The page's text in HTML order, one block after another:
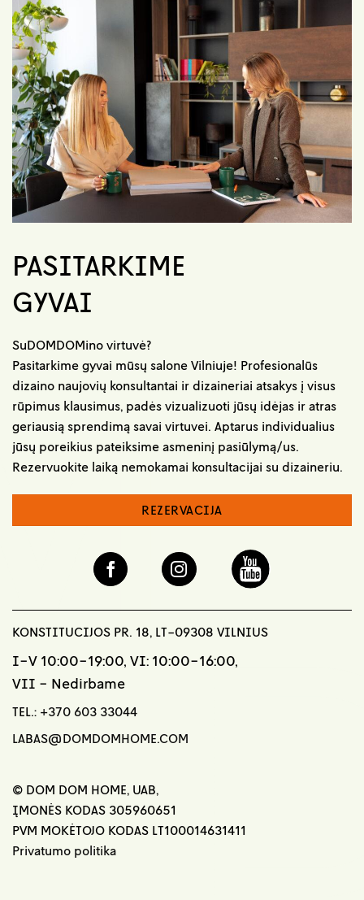
PASITARKIME
GYVAI
SuDOMDOMino virtuvė?
Pasitarkime gyvai mūsų salone Vilniuje! Profesionalūs
dizaino naujovių konsultantai ir dizaineriai atsakys į visus
rūpimus klausimus, padės vizualizuoti jūsų idėjas ir atras
geriausią sprendimą savai virtuvei. Aptarus individualius
jūsų poreikius pateiksime asmeninį pasiūlymą/us.
Rezervuokite laiką nemokamai konsultacijai su dizaineriu.
REZERVACIJA
KONSTITUCIJOS PR. 18, LT-09308 VILNIUS
I-V 10:00-19:00, VI: 10:00-16:00,
VII - Nedirbame
TEL.: +370 603 33044
LABAS@DOMDOMHOME.COM
© DOM DOM HOME, UAB,
ĮMONĖS KODAS 305960651
PVM MOKĖTOJO KODAS LT100014631411
Privatumo politika